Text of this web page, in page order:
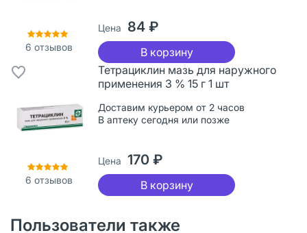
6 отзывов
Цена 84 ₽
В корзину
6 отзывов
Тетрациклин мазь для наружного
применения 3 % 15 г 1 шт
Доставим курьером от 2 часов
В аптеку сегодня или позже
Цена 170 ₽
В корзину
Пользователи также